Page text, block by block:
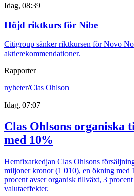
Idag, 08:39
Höjd riktkurs för Nibe
Citigroup sänker riktkursen för Novo
aktierekommendationer.
Rapporter
nyheter/Clas Ohlson
Idag, 07:07
Clas Ohlsons organiska
med 10%
Hemfixarkedjan Clas Ohlsons
miljoner kronor (1 010), en ökning med
procent avser organisk tillväxt, 3
valutaeffekter.